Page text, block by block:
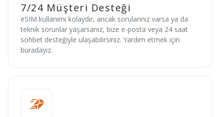
7/24 Müşteri Desteği
eSIM kullanımı kolaydır, ancak sorularınız varsa ya da
teknik sorunlar yaşarsanız, bize e-posta veya 24 saat
sohbet desteğiyle ulaşabilirsiniz. Yardım etmek için
buradayız.